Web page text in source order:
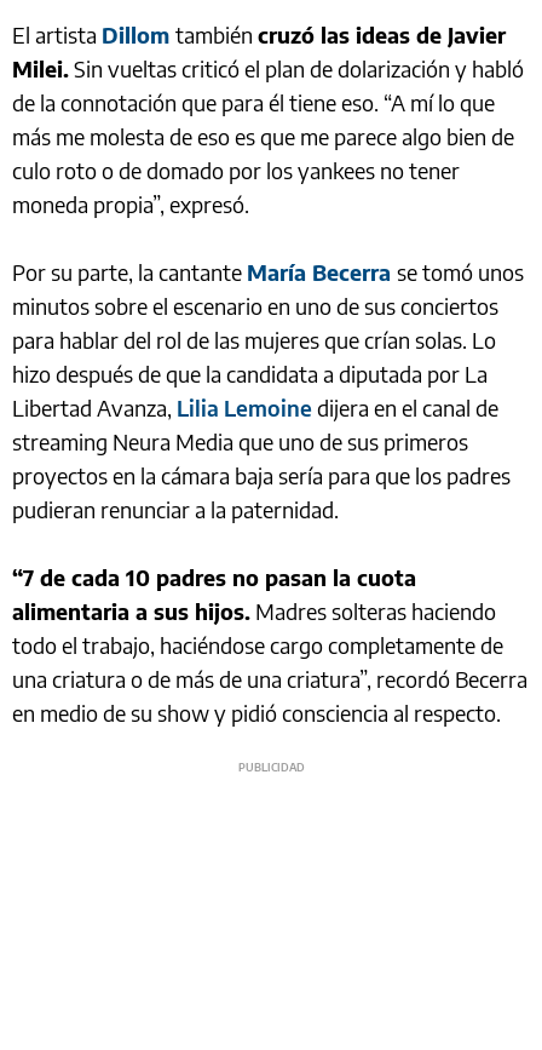
El artista Dillom también cruzó las ideas de Javier
Milei.Sin vueltas criticó el plan de dolarización y habló
de la connotación que para él tiene eso. “A mí lo que
más me molesta de eso es que me parece algo bien de
culo roto o de domado por los yankees no tener
moneda propia”, expresó.
Por su parte, la cantante María Becerra se tomó unos
minutos sobre el escenario en uno de sus conciertos
para hablar del rol de las mujeres que crían solas. Lo
hizo después de que la candidata a diputada por La
Libertad Avanza, Lilia Lemoinedijera en el canal de
streaming Neura Media que uno de sus primeros
proyectos en la cámara baja sería para que los padres
pudieran renunciar a la paternidad.
“7 de cada 10 padres no pasan la cuota
alimentaria a sus hijos. Madres solteras haciendo
todo el trabajo, haciéndose cargo completamente de
una criatura o de más de una criatura”, recordó Becerra
en medio de su show y pidió consciencia al respecto.